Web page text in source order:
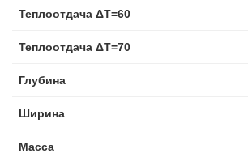
Теплоотдача ΔT=60
Теплоотдача ΔT=70
Глубина
Ширина
Масса